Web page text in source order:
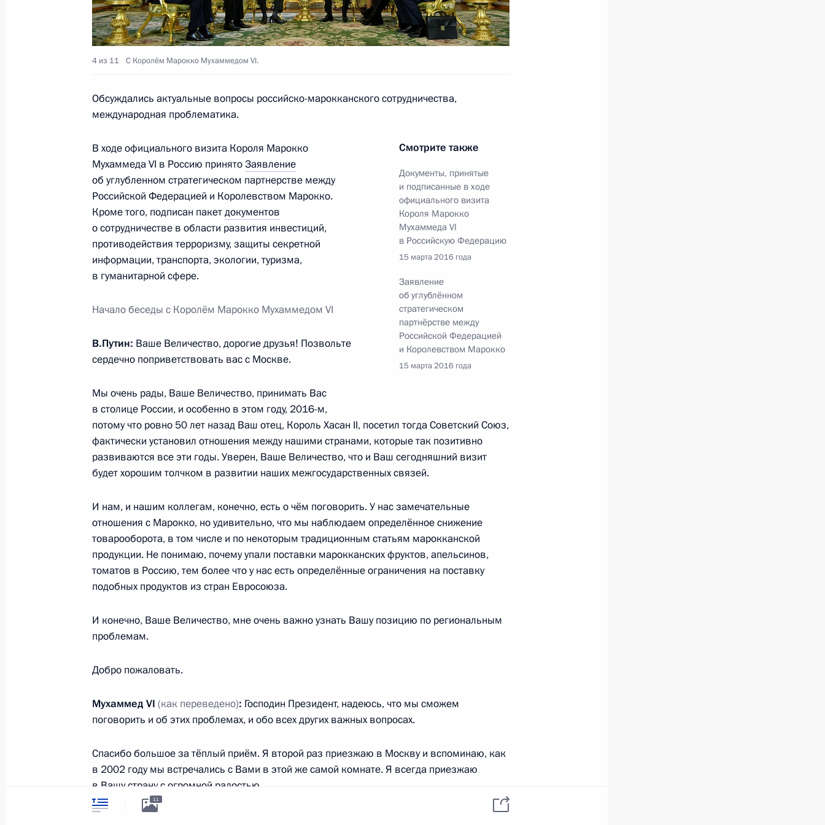
Начальник Управления Президента по вопросам госслужбы
и кадров Сергей Дубик принял участие в глобальном
24 октября 2011 года, 15:00
Соболезнования Королю Марокко Мухаммеду VI
26 июля 2011 года, 20:30
Соболезнования Королю Марокко Мухаммеду VI
20 февраля 2010 года, 18:30
Официальный визит в Королевство Марокко
Встреча с военнослужащими Военно-Морского Флота
Разделы сайта
Президента
России
События
Видео и фото
Документы
Поиск
Подписаться
Версия для людей
с ограниченными
возможностями
English
ресурсы
Президента России
Президент России
Государственная
Виртуальный тур по
Кремлю
Дикая природа России
сетевые ресурсы
Президента России
Rutube
Правовая и
техническая
информация
О персональных
4 из 11 С Королём Марокко Мухаммедом VI.
Обсуждались актуальные вопросы российско-марокканского сотрудничества,
международная проблематика.
Смотрите также
Документы, принятые
и подписанные в ходе
официального визита
Короля Марокко
Мухаммеда VI
в Российскую Федерацию
15 марта 2016 года
Заявление
об углублённом
стратегическом
партнёрстве между
Российской Федерацией
и Королевством Марокко
15 марта 2016 года
В ходе официального визита Короля Марокко
Мухаммеда VI в Россию принятоЗаявление
об углубленном стратегическом партнерстве между
Российской Федерацией и Королевством Марокко.
Кроме того, подписан пакетдокументов
о сотрудничестве в области развития инвестиций,
противодействия терроризму, защиты секретной
информации, транспорта, экологии, туризма,
в гуманитарной сфере.
Начало беседы с Королём Марокко Мухаммедом VI
В.Путин: Ваше Величество, дорогие друзья! Позвольте
сердечно поприветствовать вас с Москве.
Мы очень рады, Ваше Величество, принимать Вас
в столице России, и особенно в этом году, 2016-м,
потому что ровно 50 лет назад Ваш отец, Король Хасан II, посетил тогда Советский Союз,
фактически установил отношения между нашими странами, которые так позитивно
развиваются все эти годы. Уверен, Ваше Величество, что и Ваш сегодняшний визит
будет хорошим толчком в развитии наших межгосударственных связей.
И нам, и нашим коллегам, конечно, есть о чём поговорить. У нас замечательные
отношения с Марокко, но удивительно, что мы наблюдаем определённое снижение
товарооборота, в том числе и по некоторым традиционным статьям марокканской
продукции. Не понимаю, почему упали поставки марокканских фруктов, апельсинов,
томатов в Россию, тем более что у нас есть определённые ограничения на поставку
подобных продуктов из стран Евросоюза.
И конечно, Ваше Величество, мне очень важно узнать Вашу позицию по региональным
проблемам.
Добро пожаловать.
Мухаммед VI (как переведено): Господин Президент, надеюсь, что мы сможем
поговорить и об этих проблемах, и обо всех других важных вопросах.
Спасибо большое за тёплый приём. Я второй раз приезжаю в Москву и вспоминаю, как
в 2002 году мы встречались с Вами в этой же самой комнате. Я всегда приезжаю
в Вашу страну с огромной радостью.
11